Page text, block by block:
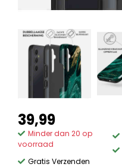
39,99
Minder dan 20 op
voorraad
Gratis Verzenden